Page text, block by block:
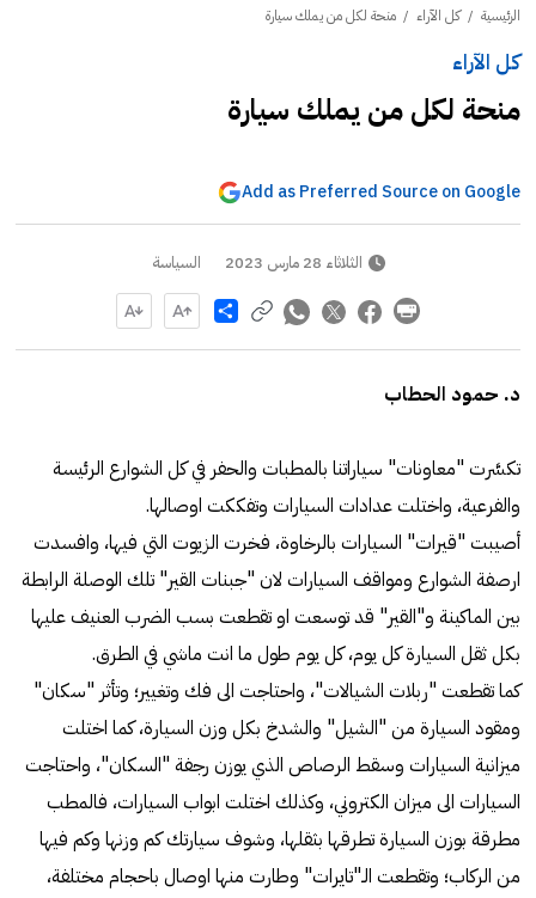
الرئيسية /كل الآراء / منحة لكل من يملك سيارة
كل الآراء
منحة لكل من يملك سيارة
Add as Preferred Source on Google
الثلاثاء 28 مارس 2023 السياسة
Share
د. حمود الحطاب
تكسَّرت "معاونات" سياراتنا بالمطبات والحفر في كل الشوارع الرئيسة
والفرعية، واختلت عدادات السيارات وتفككت اوصالها.
أصيبت "قيرات" السيارات بالرخاوة، فخرت الزيوت التي فيها، وافسدت
ارصفة الشوارع ومواقف السيارات لان "جبنات القير" تلك الوصلة الرابطة
بين الماكينة و"القير" قد توسعت او تقطعت بسب الضرب العنيف عليها
بكل ثقل السيارة كل يوم، كل يوم طول ما انت ماشي في الطرق.
كما تقطعت "ربلات الشيالات"، واحتاجت الى فك وتغيير؛ وتأثر "سكان"
ومقود السيارة من "الشيل" والشدخ بكل وزن السيارة، كما اختلت
ميزانية السيارات وسقط الرصاص الذي يوزن رجفة "السكان"، واحتاجت
السيارات الى ميزان الكتروني، وكذلك اختلت ابواب السيارات، فالمطب
مطرقة بوزن السيارة تطرقها بثقلها، وشوف سيارتك كم وزنها وكم فيها
من الركاب؛ وتقطعت الـ"تايرات" وطارت منها اوصال باحجام مختلفة،